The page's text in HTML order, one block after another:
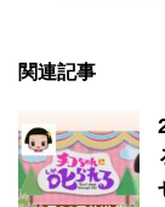
関連記事